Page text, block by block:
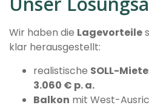
Wir haben die Lagevorteile
klar herausgestellt:
realistische SOLL-Miete
3.060 € p. a.
Balkon mit West-